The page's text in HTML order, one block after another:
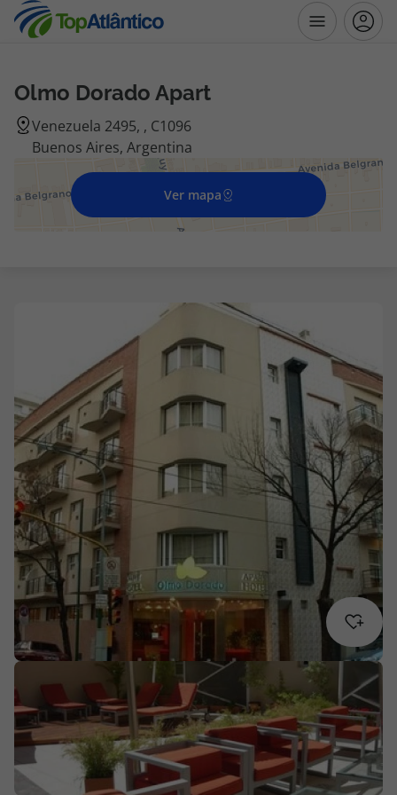
Destinos
Voos
Hotéis
Disneyland ® Paris
Escapadinhas
Cruzeiros
Promoções
Especialistas
Cheque Viagem
Rede de Lojas
Blog TopViagens
Área de Cliente
Olmo Dorado Apart
Venezuela 2495, , C1096
Buenos Aires, Argentina
Ver mapa